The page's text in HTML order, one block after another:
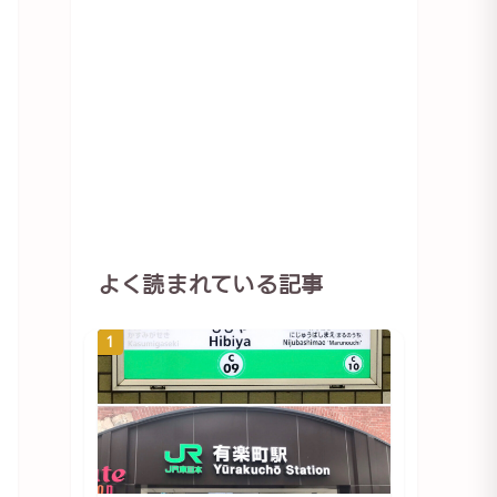
よく読まれている記事
1